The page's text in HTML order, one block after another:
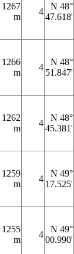
1267
m
4
N 48°
47.618'
1266
m
4
N 48°
51.847'
1262
m
4
N 48°
45.381'
1259
m
4
N 49°
17.525'
1255
m
4
N 49°
00.990'